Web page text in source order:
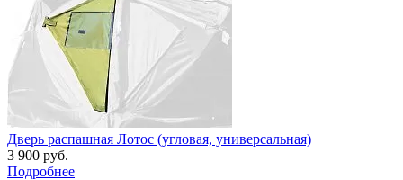
Дверь распашная Лотос (угловая, универсальная)
3 900 руб.
Подробнее